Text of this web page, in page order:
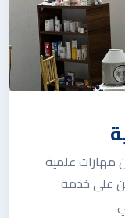
علمية
على خدمة